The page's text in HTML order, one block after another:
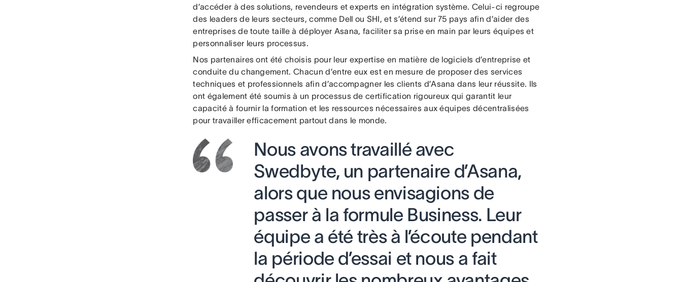
d’accéder à des solutions, revendeurs et experts en intégration système. Celui-ci regroupe
des leaders de leurs secteurs, comme Dell ou SHI, et s’étend sur 75 pays afin d’aider des
entreprises de toute taille à déployer Asana, faciliter sa prise en main par leurs équipes et
personnaliser leurs processus.
Nos partenaires ont été choisis pour leur expertise en matière de logiciels d’entreprise et
conduite du changement. Chacun d’entre eux est en mesure de proposer des services
techniques et professionnels afin d’accompagner les clients d’Asana dans leur réussite. Ils
ont également été soumis à un processus de certification rigoureux qui garantit leur
capacité à fournir la formation et les ressources nécessaires aux équipes décentralisées
pour travailler efficacement partout dans le monde.
Nous avons travaillé avec
Swedbyte, un partenaire d’Asana,
alors que nous envisagions de
passer à la formule Business. Leur
équipe a été très à l’écoute pendant
la période d’essai et nous a fait